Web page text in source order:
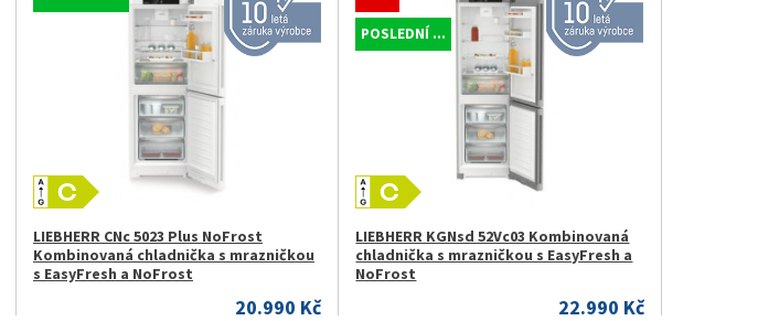
LIEBHERR CNc 5023 Plus NoFrost
Kombinovaná chladnička s mrazničkou
s EasyFresh a NoFrost
20.990 Kč
POSLEDNÍ ...
LIEBHERR KGNsd 52Vc03 Kombinovaná
chladnička s mrazničkou s EasyFresh a
NoFrost
22.990 Kč